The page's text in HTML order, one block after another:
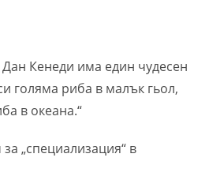
Кенеди има един чудесен
голяма риба в малък гьол,
в океана.“
„специализация“ в